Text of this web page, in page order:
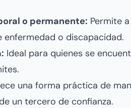
o permanente: Permite
enfermedad o discapacidad.
Ideal para quienes se
una forma práctica de
un tercero de confianza.